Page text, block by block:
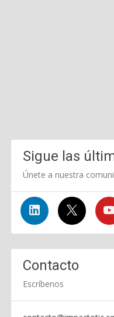
Sigue las
Únete a nuestra
Contacto
Escríbenos